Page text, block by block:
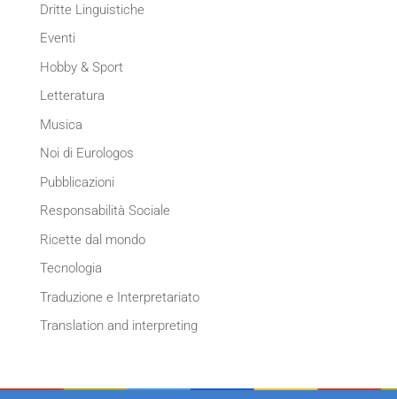
Dritte Linguistiche
Eventi
Hobby & Sport
Letteratura
Musica
Noi di Eurologos
Pubblicazioni
Responsabilità Sociale
Ricette dal mondo
Tecnologia
Traduzione e Interpretariato
Translation and interpreting